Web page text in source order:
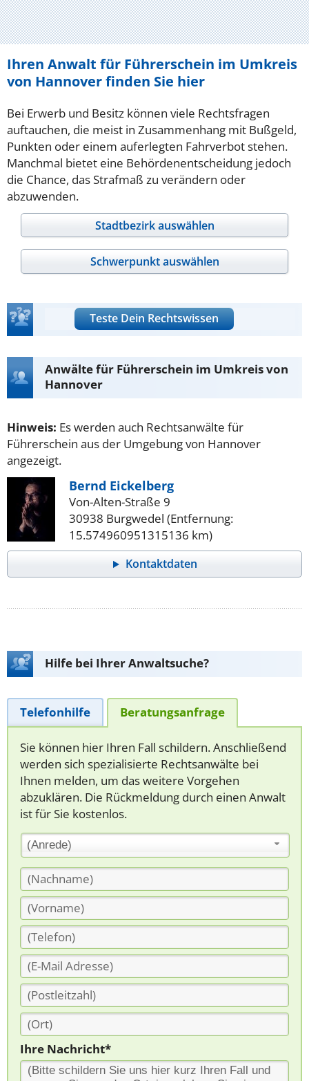
Ihren Anwalt für Führerschein im Umkreis
von Hannover finden Sie hier
Bei Erwerb und Besitz können viele Rechtsfragen
auftauchen, die meist in Zusammenhang mit Bußgeld,
Punkten oder einem auferlegten Fahrverbot stehen.
Manchmal bietet eine Behördenentscheidung jedoch
die Chance, das Strafmaß zu verändern oder
abzuwenden.
Stadtbezirk auswählen
Schwerpunkt auswählen
Teste Dein Rechtswissen
Anwälte für Führerschein im Umkreis von
Hannover
Hinweis: Es werden auch Rechtsanwälte für
Führerschein aus der Umgebung von Hannover
angezeigt.
Bernd Eickelberg
Von-Alten-Straße 9
30938 Burgwedel (Entfernung:
15.574960951315136 km)
Kontaktdaten
Hilfe bei Ihrer Anwaltsuche?
Telefonhilfe Beratungsanfrage
Sie können hier Ihren Fall schildern. Anschließend
werden sich spezialisierte Rechtsanwälte bei
Ihnen melden, um das weitere Vorgehen
abzuklären. Die Rückmeldung durch einen Anwalt
ist für Sie kostenlos.
(Anrede)
Ihre Nachricht*